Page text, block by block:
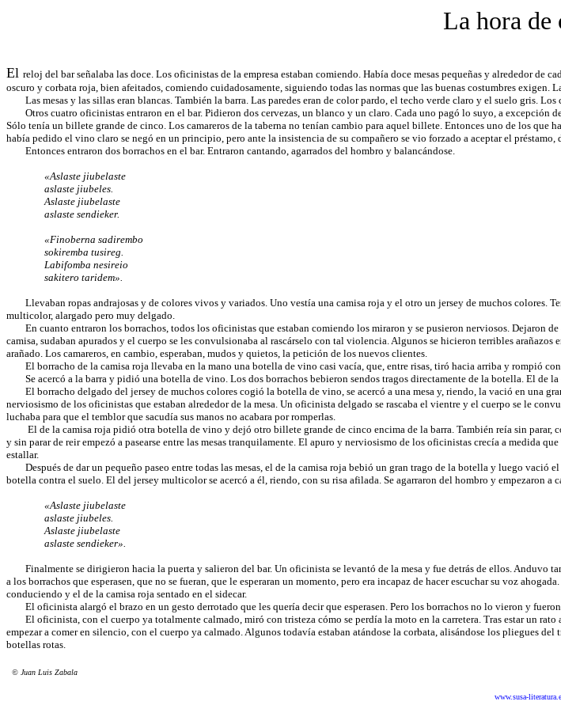
La hora de
El reloj del bar señalaba las doce. Los oficinistas de la empresa estaban comiendo. Había doce mesas pequeñas y alrededor
oscuro y corbata roja, bien afeitados, comiendo cuidadosamente, siguiendo todas las normas que las buenas costumbres exigen.
Las mesas y las sillas eran blancas. También la barra. Las paredes eran de color pardo, el techo verde claro y el suelo gris.
Otros cuatro oficinistas entraron en el bar. Pidieron dos cervezas, un blanco y un claro. Cada uno pagó lo suyo, a excepción
Sólo tenía un billete grande de cinco. Los camareros de la taberna no tenían cambio para aquel billete. Entonces uno de los
había pedido el vino claro se negó en un principio, pero ante la insistencia de su compañero se vio forzado a aceptar el
Entonces entraron dos borrachos en el bar. Entraron cantando, agarrados del hombro y balancándose.
«Aslaste jiubelaste
aslaste jiubeles.
Aslaste jiubelaste
aslaste sendieker.
«Finoberna sadirembo
sokiremba tusireg.
Labifomba nesireio
sakitero taridem».
Llevaban ropas andrajosas y de colores vivos y variados. Uno vestía una camisa roja y el otro un jersey de muchos colores.
multicolor, alargado pero muy delgado.
En cuanto entraron los borrachos, todos los oficinistas que estaban comiendo los miraron y se pusieron nerviosos. Dejaron
camisa, sudaban apurados y el cuerpo se les convulsionaba al rascárselo con tal violencia. Algunos se hicieron terribles
arañado. Los camareros, en cambio, esperaban, mudos y quietos, la petición de los nuevos clientes.
El borracho de la camisa roja llevaba en la mano una botella de vino casi vacía, que, entre risas, tiró hacia arriba y rompió
Se acercó a la barra y pidió una botella de vino. Los dos borrachos bebieron sendos tragos directamente de la botella. El de
El borracho delgado del jersey de muchos colores cogió la botella de vino, se acercó a una mesa y, riendo, la vació en una
nerviosismo de los oficinistas que estaban alrededor de la mesa. Un oficinista delgado se rascaba el vientre y el cuerpo se le
luchaba para que el temblor que sacudía sus manos no acabara por romperlas.
El de la camisa roja pidió otra botella de vino y dejó otro billete grande de cinco encima de la barra. También reía sin parar,
y sin parar de reir empezó a pasearse entre las mesas tranquilamente. El apuro y nerviosismo de los oficinistas crecía a medida
estallar.
Después de dar un pequeño paseo entre todas las mesas, el de la camisa roja bebió un gran trago de la botella y luego
botella contra el suelo. El del jersey multicolor se acercó a él, riendo, con su risa afilada. Se agarraron del hombro y empezaron a
«Aslaste jiubelaste
aslaste jiubeles.
Aslaste jiubelaste
aslaste sendieker».
Finalmente se dirigieron hacia la puerta y salieron del bar. Un oficinista se levantó de la mesa y fue detrás de ellos. Anduvo
a los borrachos que esperasen, que no se fueran, que le esperaran un momento, pero era incapaz de hacer escuchar su voz
conduciendo y el de la camisa roja sentado en el sidecar.
El oficinista alargó el brazo en un gesto derrotado que les quería decir que esperasen. Pero los borrachos no lo vieron y
El oficinista, con el cuerpo ya totalmente calmado, miró con tristeza cómo se perdía la moto en la carretera. Tras estar un
empezar a comer en silencio, con el cuerpo ya calmado. Algunos todavía estaban atándose la corbata, alisándose los pliegues
botellas rotas.
© Juan Luis Zabala
www.susa-